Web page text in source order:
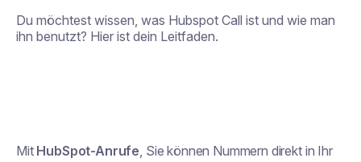
Du möchtest wissen, was Hubspot Call ist und wie man
ihn benutzt? Hier ist dein Leitfaden.
Mit HubSpot-Anrufe, Sie können Nummern direkt in Ihr